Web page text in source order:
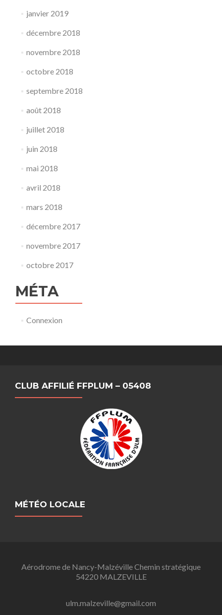
janvier 2019
décembre 2018
novembre 2018
octobre 2018
septembre 2018
août 2018
juillet 2018
juin 2018
mai 2018
avril 2018
mars 2018
décembre 2017
novembre 2017
octobre 2017
MÉTA
Connexion
CLUB AFFILIÉ FFPLUM – 05408
MÉTÉO LOCALE
Aérodrome de Nancy-Malzéville Chemin stratégique
54220 MALZEVILLE
ulm.malzeville@gmail.com